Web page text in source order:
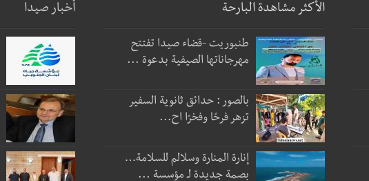
الأكثر مشاهدة البارحة
طنبوريت -قضاء صيدا تفتتح
مهرجاناتها الصيفية بدعوة ...
بالصور : حدائق ثانوية السفير
تزهر فرحًا وفخرًا اح...
إنارة المنارة وسلالم للسلامة…
بصمة جديدة لـ مؤسسة ...
أخبار صيدا